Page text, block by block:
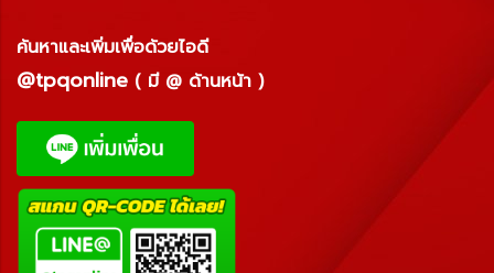
ค้นหาและเพิ่มเพื่อด้วยไอดี
@tpqonline ( มี @ ด้านหน้า )